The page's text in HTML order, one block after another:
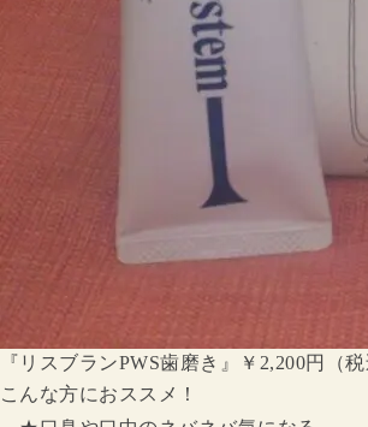
『リスブランPWS歯磨き』￥2,200円（
こんな方におススメ！